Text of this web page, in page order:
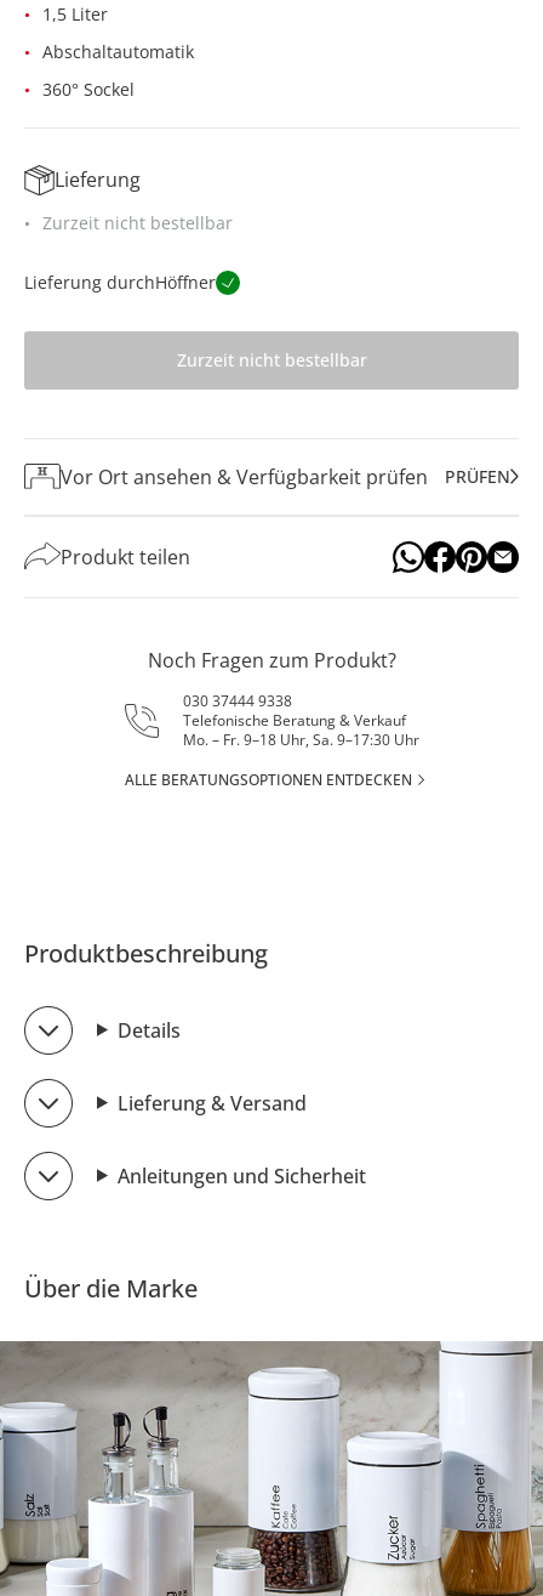
1,5 Liter
Abschaltautomatik
360° Sockel
Lieferung
Zurzeit nicht bestellbar
Lieferung durchHöffner
Zurzeit nicht bestellbar
Vor Ort ansehen & Verfügbarkeit prüfen PRÜFEN
Produkt teilen
Noch Fragen zum Produkt?
030 37444 9338
Telefonische Beratung & Verkauf
Mo. – Fr. 9–18 Uhr, Sa. 9–17:30 Uhr
ALLE BERATUNGSOPTIONEN ENTDECKEN
Produktbeschreibung
Details
Lieferung & Versand
Anleitungen und Sicherheit
Über die Marke